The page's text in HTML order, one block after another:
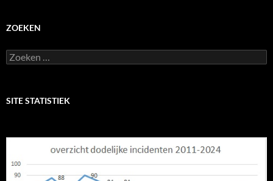
ZOEKEN
Zoeken
naar:
SITE STATISTIEK